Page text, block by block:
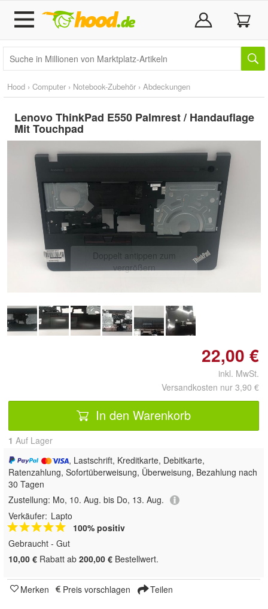
Hood › Computer › Notebook-Zubehör › Abdeckungen
Lenovo ThinkPad E550 Palmrest / Handauflage
Mit Touchpad
Doppelt antippen zum
vergrößern
22,00 €
inkl. MwSt.
Versandkosten nur 3,90 €
In den Warenkorb
1 Auf Lager
, Lastschrift, Kreditkarte, Debitkarte,
Ratenzahlung, Sofortüberweisung, Überweisung, Bezahlung nach
30 Tagen
Zustellung: Mo, 10. Aug. bis Do, 13. Aug.
Verkäufer: Lapto
100% positiv
Gebraucht - Gut
10,00 € Rabatt ab 200,00 € Bestellwert.
Merken Preis vorschlagen Teilen